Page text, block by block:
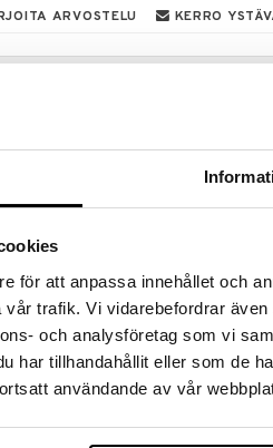
för att anpassa innehållet och
trafik. Vi vidarebefordrar
och analysföretag som vi
har tillhandahållit eller som de
användande av vår
ARVOSTELU KERRO
hinnoilla!
31.8.2026 asti mutta ole nopea -
voivat päästä loppumaan!
Spoden posliinista valmistettuun
suosituimmista joulusarjoista.
Todellinen klassinen